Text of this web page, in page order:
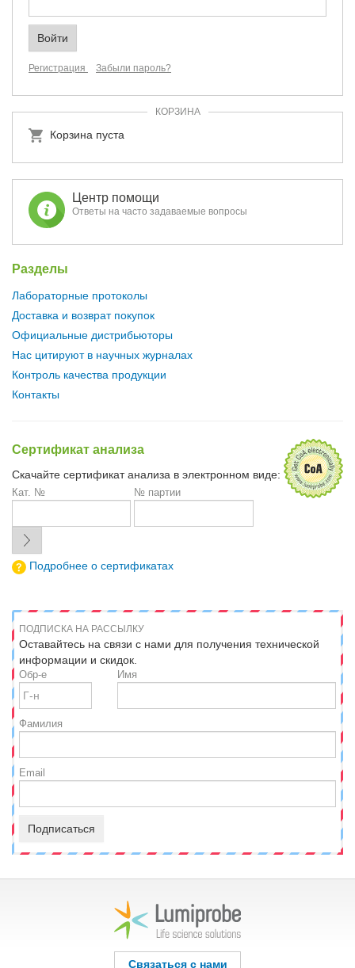
Регистрация Забыли пароль?
КОРЗИНА
Корзина пуста
Центр помощи
Ответы на часто задаваемые вопросы
Разделы
Лабораторные протоколы
Доставка и возврат покупок
Официальные дистрибьюторы
Нас цитируют в научных журналах
Контроль качества продукции
Контакты
Сертификат анализа
Скачайте сертификат анализа в электронном виде:
Кат. № № партии
Подробнее о сертификатах
ПОДПИСКА НА РАССЫЛКУ
Оставайтесь на связи с нами для получения технической
информации и скидок.
Обр-е Имя
Фамилия
Email
Подписаться
Связаться с нами